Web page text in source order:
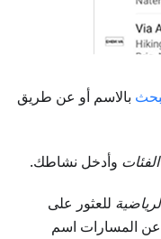
بالاسم أو عن طريق
وأدخل نشاطك.
للعثور على
عن المسارات اسم